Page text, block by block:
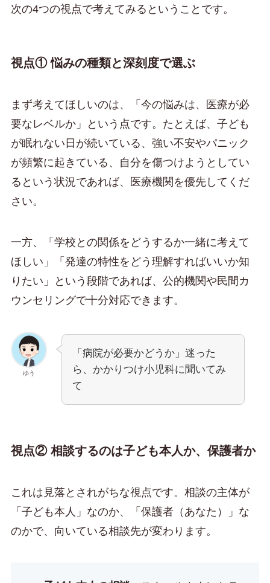
次の4つの視点で考えてみるということです。
視点① 悩みの種類と深刻度で選ぶ
まず考えてほしいのは、「今の悩みは、医療が必
要なレベルか」という点です。たとえば、子ども
が眠れない日が続いている、強い不安やパニック
が頻繁に起きている、自分を傷つけようとしてい
るという状況であれば、医療機関を優先してくだ
さい。
一方、「学校との関係をどうするか一緒に考えて
ほしい」「発達の特性をどう理解すればいいか知
りたい」という段階であれば、公的機関や民間カ
ウンセリングで十分対応できます。
ゆう
「病院が必要かどうか」迷った
ら、かかりつけ小児科に聞いてみ
て
視点② 相談するのは子ども本人か、保護者か
これは見落とされがちな視点です。相談の主体が
「子ども本人」なのか、「保護者（あなた）」な
のかで、向いている相談先が変わります。